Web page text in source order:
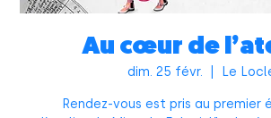
Au cœur de
dim. 25 févr. Le
Rendez-vous est pris au premier